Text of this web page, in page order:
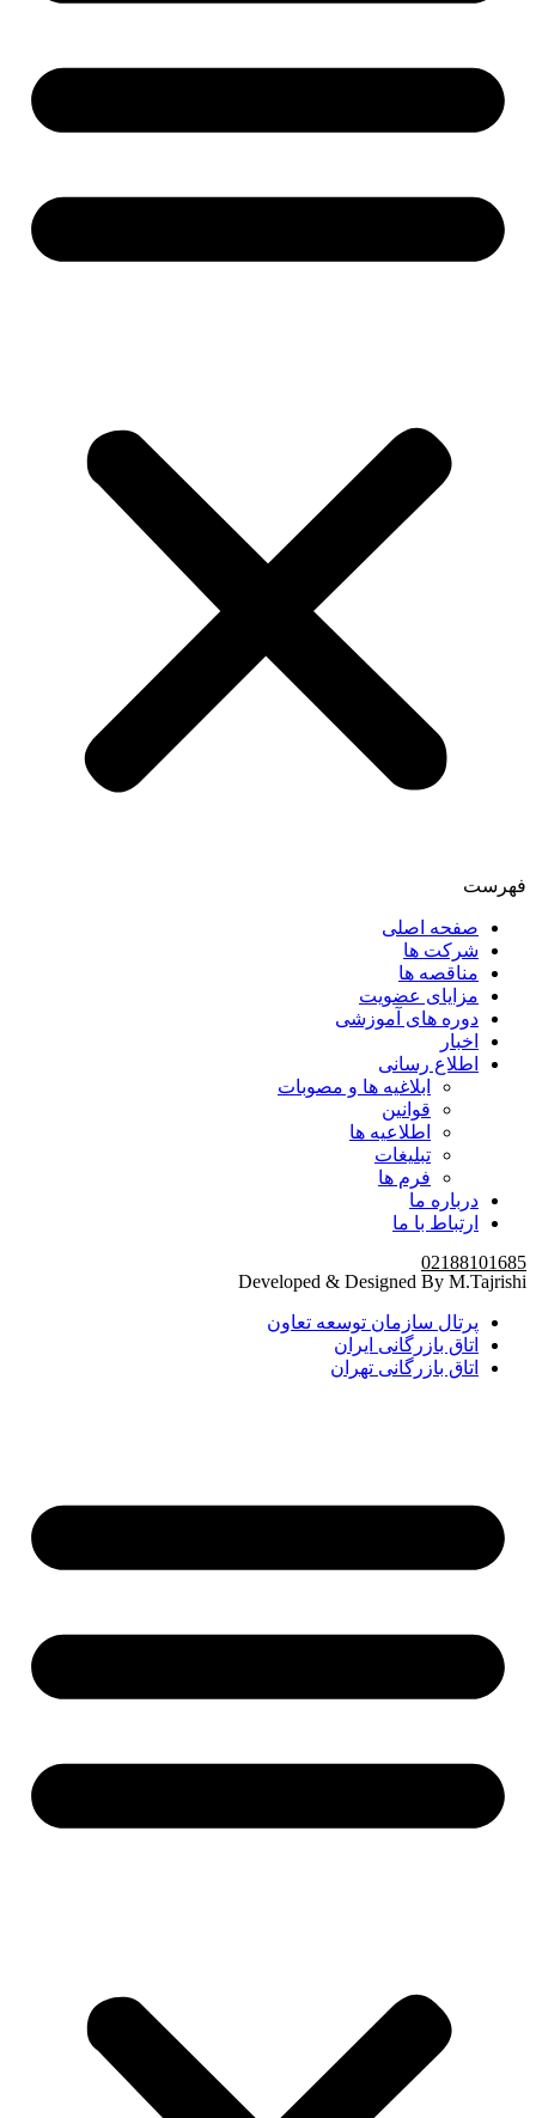
فهرست
صفحه اصلی
شرکت ها
مناقصه ها
مزایای عضویت
دوره های آموزشی
اخبار
اطلاع رسانی
ابلاغیه ها و مصوبات
قوانین
اطلاعیه ها
تبلیغات
فرم ها
درباره ما
ارتباط با ما
02188101685
Developed & Designed By M.Tajrishi
پرتال سازمان توسعه تعاون
اتاق بازرگانی ایران
اتاق بازرگانی تهران